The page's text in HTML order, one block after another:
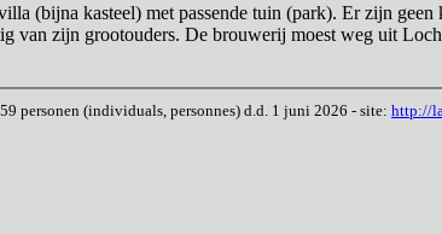
(bijna kasteel) met passende tuin (park). Er zijn geen
van zijn grootouders. De brouwerij moest weg uit
personen (individuals, personnes) d.d. 1 juni 2026 - site: http://